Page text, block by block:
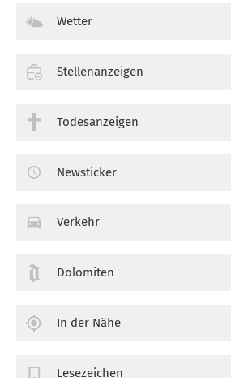
Wetter
Stellenanzeigen
Todesanzeigen
Newsticker
Verkehr
Dolomiten
In der Nähe
Lesezeichen